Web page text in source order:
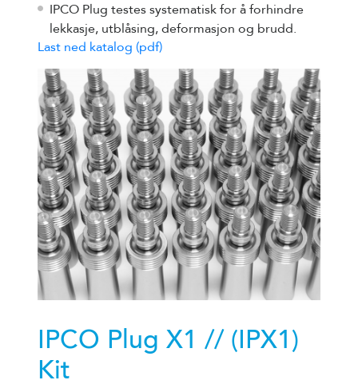
IPCO Plug testes systematisk for å forhindre
lekkasje, utblåsing, deformasjon og brudd.
Last ned katalog (pdf)
IPCO Plug X1 // (IPX1)
Kit